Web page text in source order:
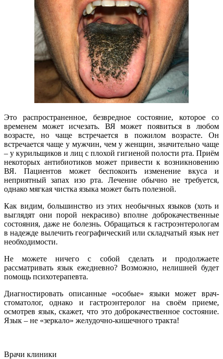
Это распространенное, безвредное состояние, которое со
временем может исчезать. ВЯ может появиться в любом
возрасте, но чаще встречается в пожилом возрасте. Он
встречается чаще у мужчин, чем у женщин, значительно чаще
– у курильщиков и лиц с плохой гигиеной полости рта. Приём
некоторых антибиотиков может привести к возникновению
ВЯ. Пациентов может беспокоить изменение вкуса и
неприятный запах изо рта. Лечение обычно не требуется,
однако мягкая чистка языка может быть полезной.
Как видим, большинство из этих необычных языков (хоть и
выглядят они порой некрасиво) вполне доброкачественные
состояния, даже не болезнь. Обращаться к гастроэнтерологам
в надежде вылечить географический или складчатый язык нет
необходимости.
Не можете ничего с собой сделать и продолжаете
рассматривать язык ежедневно? Возможно, нелишней будет
помощь психотерапевта.
Диагностировать описанные «особые» языки может врач-
стоматолог, однако и гастроэнтеролог на своём приеме,
осмотрев язык, скажет, что это доброкачественное состояние.
Язык – не «зеркало» желудочно-кишечного тракта!
Врачи клиники